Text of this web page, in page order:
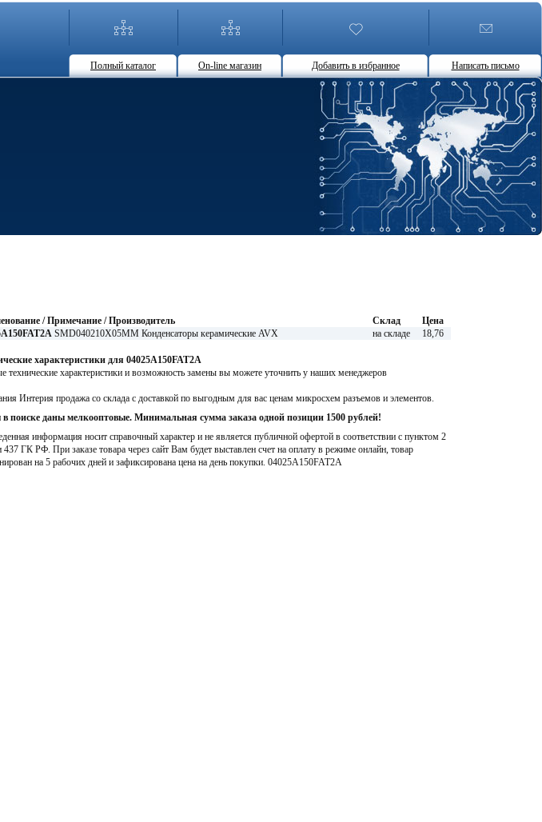
Полный каталог On-line магазин Добавить в избранное Написать письмо
/ Примечание / Производитель Склад
Цена
SMD040210X05MM Конденсаторы керамические AVX на складе 18,76
характеристики для 04025A150FAT2A
технические характеристики и возможность замены вы можете уточнить у наших менеджеров
Интерия продажа со склада с доставкой по выгодным для вас ценам микросхем разъемов и элементов.
поиске даны мелкооптовые. Минимальная сумма заказа одной позиции 1500 рублей!
информация носит справочный характер и не является публичной офертой в соответствии с пунктом 2
437 ГК РФ. При заказе товара через сайт Вам будет выставлен счет на оплату в режиме онлайн, товар
на 5 рабочих дней и зафиксирована цена на день покупки. 04025A150FAT2A